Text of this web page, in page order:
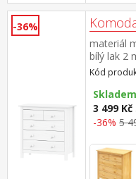
-36%
materiál
bílý lak 2
pojezdy
Kód
3 499 Kč
-36% 5